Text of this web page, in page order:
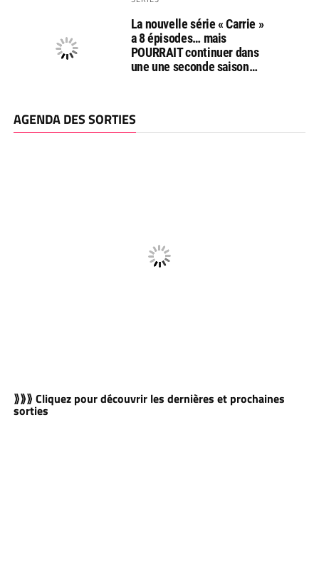
La nouvelle série « Carrie »
a 8 épisodes… mais
POURRAIT continuer dans
une une seconde saison…
AGENDA DES SORTIES
⟫⟫⟫ Cliquez pour découvrir les dernières et prochaines
sorties